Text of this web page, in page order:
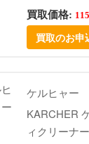
買取価格:
買取のお申
ケルヒャー
KARCHER
ィクリーナ